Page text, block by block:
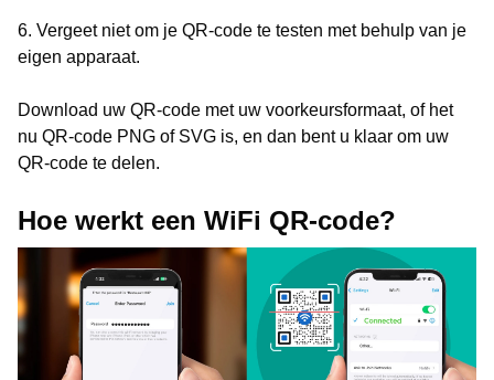
6. Vergeet niet om je QR-code te testen met behulp van je
eigen apparaat.
Download uw QR-code met uw voorkeursformaat, of het
nu QR-code PNG of SVG is, en dan bent u klaar om uw
QR-code te delen.
Hoe werkt een WiFi QR-code?